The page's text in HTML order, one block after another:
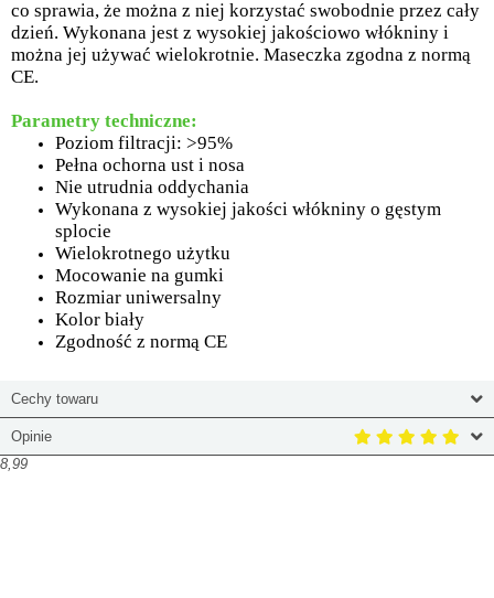
co sprawia, że można z niej korzystać swobodnie przez cały
dzień. Wykonana jest z wysokiej jakościowo włókniny i
można jej używać wielokrotnie. Maseczka zgodna z normą
CE.
Parametry techniczne:
Poziom filtracji: >95%
Pełna ochorna ust i nosa
Nie utrudnia oddychania
Wykonana z wysokiej jakości włókniny o gęstym
splocie
Wielokrotnego użytku
Mocowanie na gumki
Rozmiar uniwersalny
Kolor biały
Zgodność z normą CE
Cechy towaru
Opinie
8,99